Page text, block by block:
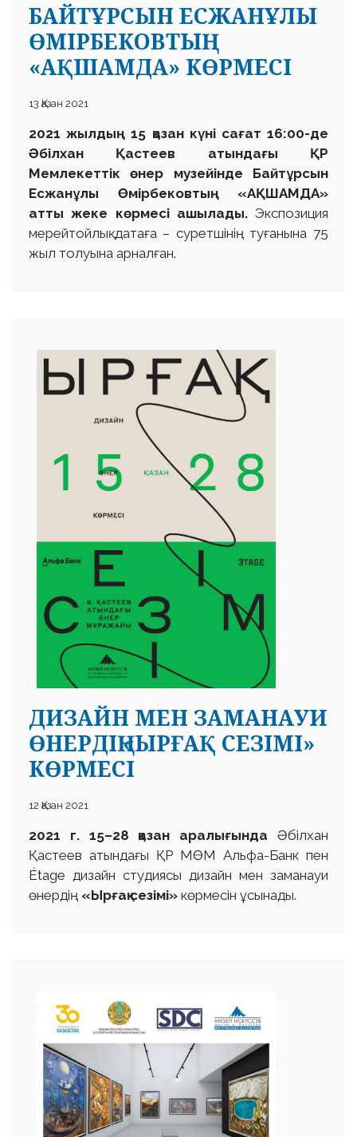
БАЙТҰРСЫН ЕСЖАНҰЛЫ
ӨМІРБЕКОВТЫҢ
«АҚШАМДА» КӨРМЕСІ
13 Қазан 2021
2021 жылдың 15 қазан күні сағат 16:00-де
Әбілхан Қастеев атындағы ҚР
Мемлекеттік өнер музейінде Байтұрсын
Есжанұлы Өмірбековтың «АҚШАМДА»
атты жеке көрмесі ашылады.Экспозиция
мерейтойлық датаға – суретшінің туғанына 75
жыл толуына арналған.
ДИЗАЙН МЕН ЗАМАНАУИ
ӨНЕРДІҢ «ЫРҒАҚ СЕЗІМІ»
КӨРМЕСІ
12 Қазан 2021
2021 г. 15–28 қазан аралығындаӘбілхан
Қастеев атындағы ҚР МӨМ Альфа-Банк пен
Étage дизайн студиясы дизайн мен заманауи
өнердің «Ырғақ сезімі» көрмесін ұсынады.